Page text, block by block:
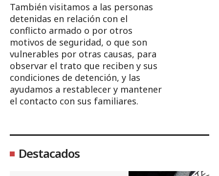
También visitamos a las personas
detenidas en relación con el
conflicto armado o por otros
motivos de seguridad, o que son
vulnerables por otras causas, para
observar el trato que reciben y sus
condiciones de detención, y las
ayudamos a restablecer y mantener
el contacto con sus familiares.
Destacados